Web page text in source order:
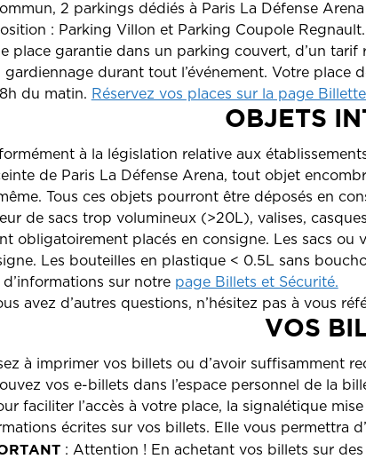
2 parkings dédiés à Paris La Défense
: Parking Villon et Parking Coupole
place garantie dans un parking couvert, d’un
gardiennage durant tout l’événement. Votre place
du matin. Réservez vos places sur la page
OBJETS
à la législation relative aux
de Paris La Défense Arena, tout objet
Tous ces objets pourront être déposés en
de sacs trop volumineux (>20L), valises,
obligatoirement placés en consigne. Les sacs ou
Les bouteilles en plastique < 0.5L sans
d’informations sur notre page Billets et Sécurité.
avez d’autres questions, n’hésitez pas à vous
VOS
à imprimer vos billets ou d’avoir suffisamment
vos e-billets dans l’espace personnel de la
faciliter l’accès à votre place, la signalétique
écrites sur vos billets. Elle vous permettra
: Attention ! En achetant vos billets sur